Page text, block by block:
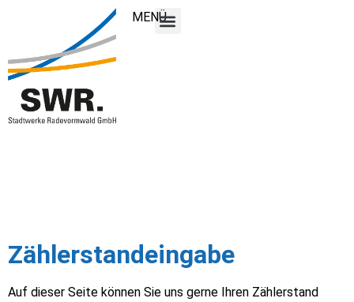
MENÜ
Zählerstandeingabe
Auf dieser Seite können Sie uns gerne Ihren Zählerstand